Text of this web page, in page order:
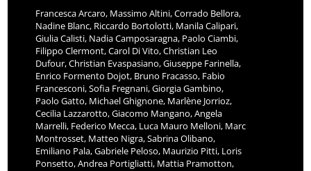
Francesca Arcaro, Massimo Altini, Corrado Bellora,
Nadine Blanc, Riccardo Bortolotti, Manila Calipari,
Giulia Calisti, Nadia Camposaragna, Paolo Ciambi,
Filippo Clermont, Carol Di Vito, Christian Leo
Dufour, Christian Evaspasiano, Giuseppe Farinella,
Enrico Formento Dojot, Bruno Fracasso, Fabio
Francesconi, Sofia Fregnani, Giorgia Gambino,
Paolo Gatto, Michael Ghignone, Marlène Jorrioz,
Cecilia Lazzarotto, Giacomo Mangano, Angela
Marrelli, Federico Mecca, Luca Mauro Melloni, Marc
Montrosset, Matteo Nigra, Sabrina Olibano,
Emiliano Pala, Gabriele Peloso, Maurizio Pitti, Loris
Ponsetto, Andrea Portigliatti, Mattia Pramotton,